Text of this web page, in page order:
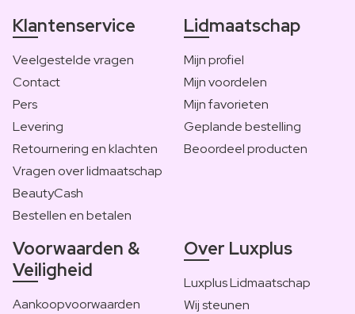
Klantenservice
Veelgestelde vragen
Contact
Pers
Levering
Retournering en klachten
Vragen over lidmaatschap
BeautyCash
Bestellen en betalen
Lidmaatschap
Mijn profiel
Mijn voordelen
Mijn favorieten
Geplande bestelling
Beoordeel producten
Voorwaarden &
Veiligheid
Aankoopvoorwaarden
Over Luxplus
Luxplus Lidmaatschap
Wij steunen